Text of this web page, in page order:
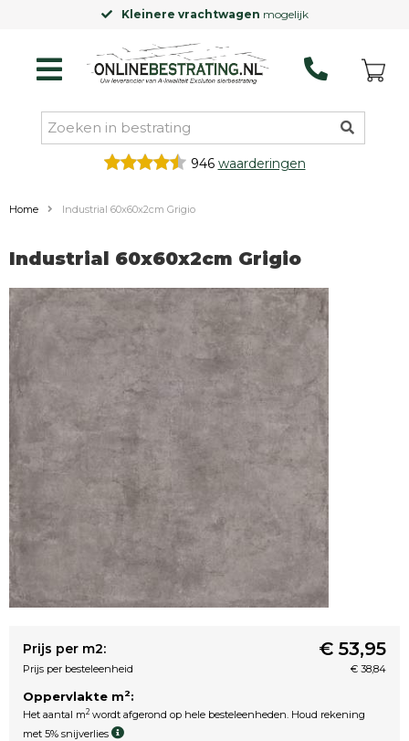
Kleinere vrachtwagen mogelijk
946 waarderingen
Home Industrial 60x60x2cm Grigio
Industrial 60x60x2cm Grigio
Prijs per m2: € 53,95
Prijs per besteleenheid € 38,84
Oppervlakte m2:
Het aantal m2 wordt afgerond op hele besteleenheden. Houd rekening
met 5% snijverlies